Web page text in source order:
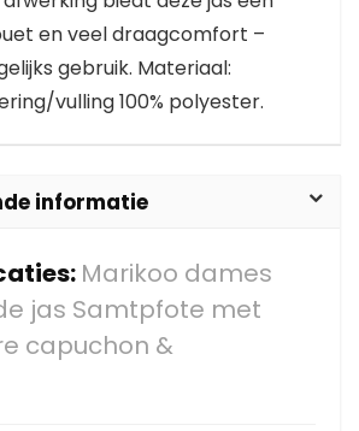
en veel draagcomfort –
gebruik. Materiaal:
vulling 100% polyester.
informatie
Marikoo dames
jas Samtpfote met
capuchon &